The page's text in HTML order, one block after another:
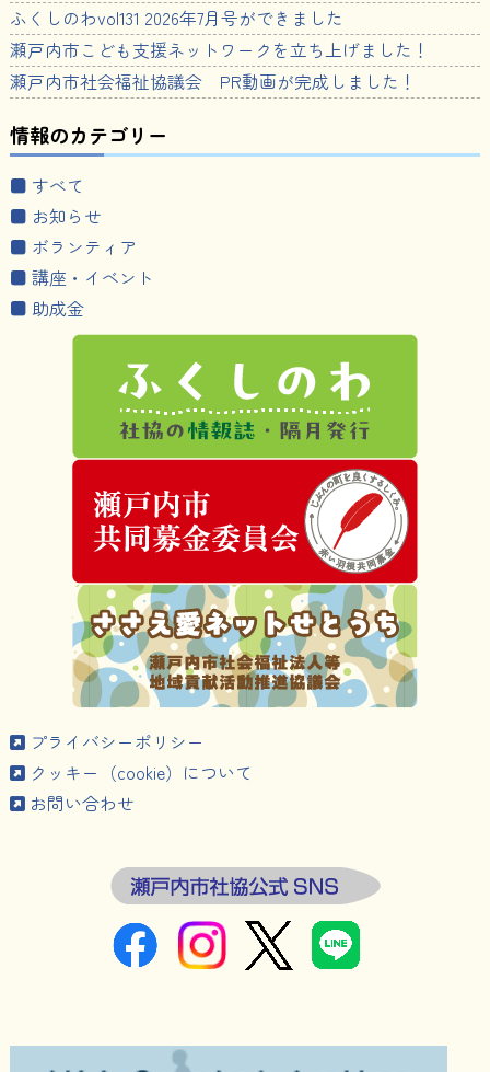
ふくしのわvol131 2026年7月号ができました
瀬戸内市こども支援ネットワークを立ち上げました！
瀬戸内市社会福祉協議会 PR動画が完成しました！
情報のカテゴリー
■ すべて
■ お知らせ
■ ボランティア
■ 講座・イベント
■ 助成金
プライバシーポリシー
クッキー（cookie）について
お問い合わせ